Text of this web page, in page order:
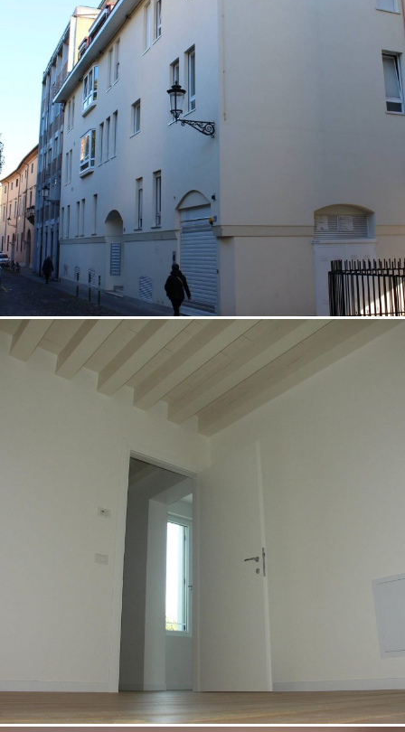
18/10/2022
Palazzina 01 Padova
18/10/2022
Casa unifamiliare 01 Padova